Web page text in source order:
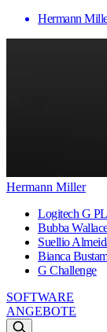
Hermann
Hermann Miller
Logitech G
Bubba
Suellio
Bianca
G Challenge
SOFTWARE
ANGEBOTE